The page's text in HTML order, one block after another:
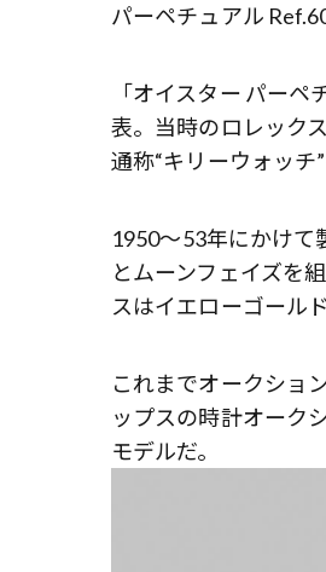
パーペチュアル
「オイスター パー
表。当時のロレック
通称“キリーウォッチ
1950～53年にかけて
とムーンフェイズを
スはイエローゴール
これまでオークショ
ップスの時計オーク
モデルだ。